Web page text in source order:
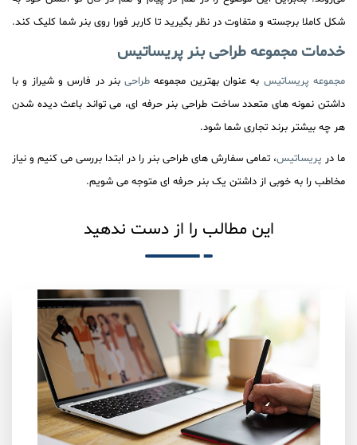
شکل کاملا برجسته و متفاوت در نظر بگیرید تا کاربر فورا روی بنر شما کلیک کند.
خدمات مجموعه طراحی بنر پریساتیس
مجموعه پریساتیس به عنوان بهترین مجموعه طراحیبنر در فارس و شیراز و با
داشتن نمونه های متعدد ساخت طراحی بنر حرفه ای، می تواند باعث دیده شدن
هر چه بیشتر برند تجاری شما شود.
ما در پریساتیس، تمامی سفارش های طراحی بنر را در ابتدا بررسی می کنیم و نیاز
مخاطب را به خوبی از داشتن یک بنر حرفه ای متوجه می شویم.
این مطالب را از دست ندهید